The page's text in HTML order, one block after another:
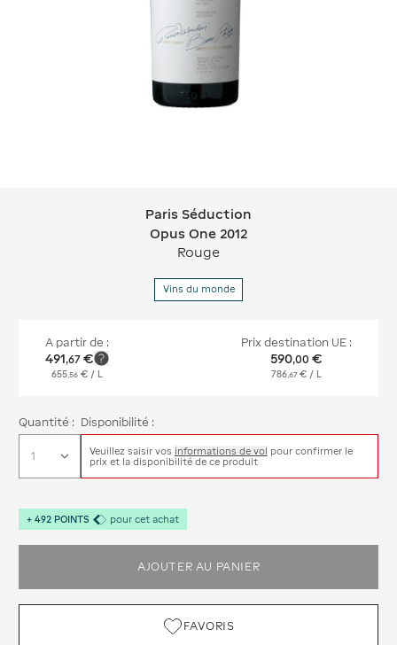
Paris Séduction Opus One 2012
Paris Séduction
Opus One 2012
Rouge
Vins du monde
A partir de :
491,67 €
655 ,56 € / L
Prix destination UE :
590,00 €
786, 67 € / L
Quantité : Disponibilité :
Veuillez saisir vos informations de vol pour confirmer le
prix et la disponibilité de ce produit
+ 492 POINTS pour cet achat
AJOUTER AU PANIER
FAVORIS